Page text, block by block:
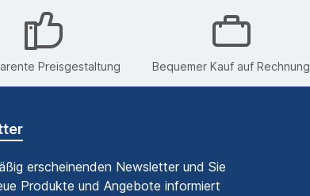
Preisgestaltung Bequemer Kauf auf Rechnung
erscheinenden Newsletter und Sie
Produkte und Angebote informiert